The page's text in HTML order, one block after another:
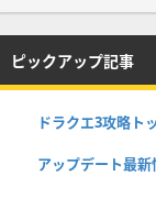
ピックアップ記事
ドラクエ3攻略ト
アップデート最新